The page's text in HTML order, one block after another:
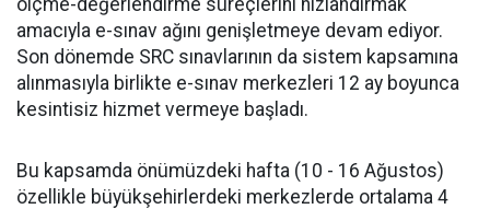
ölçme-değerlendirme süreçlerini hızlandırmak
amacıyla e-sınav ağını genişletmeye devam ediyor.
Son dönemde SRC sınavlarının da sistem kapsamına
alınmasıyla birlikte e-sınav merkezleri 12 ay boyunca
kesintisiz hizmet vermeye başladı.
Bu kapsamda önümüzdeki hafta (10 - 16 Ağustos)
özellikle büyükşehirlerdeki merkezlerde ortalama 4